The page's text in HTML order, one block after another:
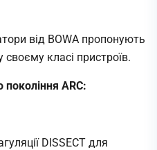
від BOWА пропонують
своєму класі пристроїв.
покоління ARC:
DISSECT для